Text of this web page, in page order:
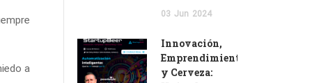
a
03 Jun 2024
Innovación,
Emprendimiento
y Cerveza: